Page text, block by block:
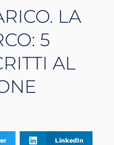
LA
5
AL
LinkedIn